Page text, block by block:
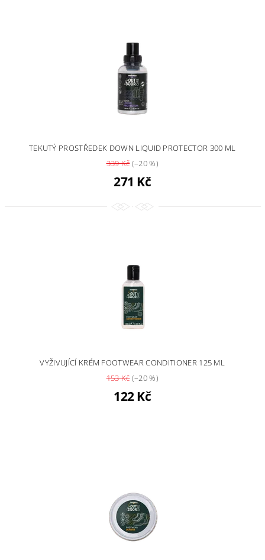
TEKUTÝ PROSTŘEDEK DOWN LIQUID PROTECTOR 300 ML
339 Kč(–20 %)
271 Kč
VYŽIVUJÍCÍ KRÉM FOOTWEAR CONDITIONER 125 ML
153 Kč(–20 %)
122 Kč